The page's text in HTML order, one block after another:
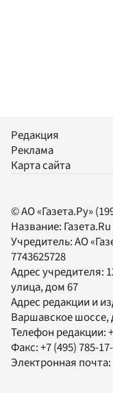
Редакция
Реклама
Карта сайта
© АО «Газета.Ру»
Название: Газета.Ru
Учредитель:АО
7743625728
Адрес учредителя:
улица, дом 67
Адрес редакции и
Варшавское шоссе,
Телефон редакции:
Факс:+7 (495) 785-
Электронная почта: